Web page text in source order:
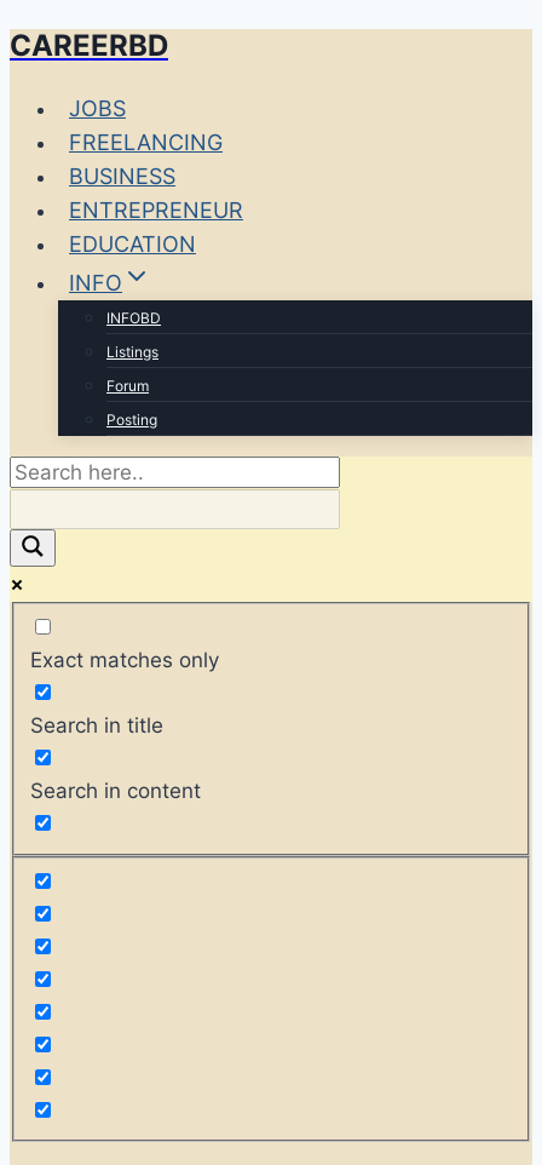
Skip
content
CAREERBD
JOBS
FREELANCING
BUSINESS
ENTREPRENEUR
EDUCATION
INFO
INFOBD
Listings
Forum
Posting
Exact matches only
Search in title
Search in content